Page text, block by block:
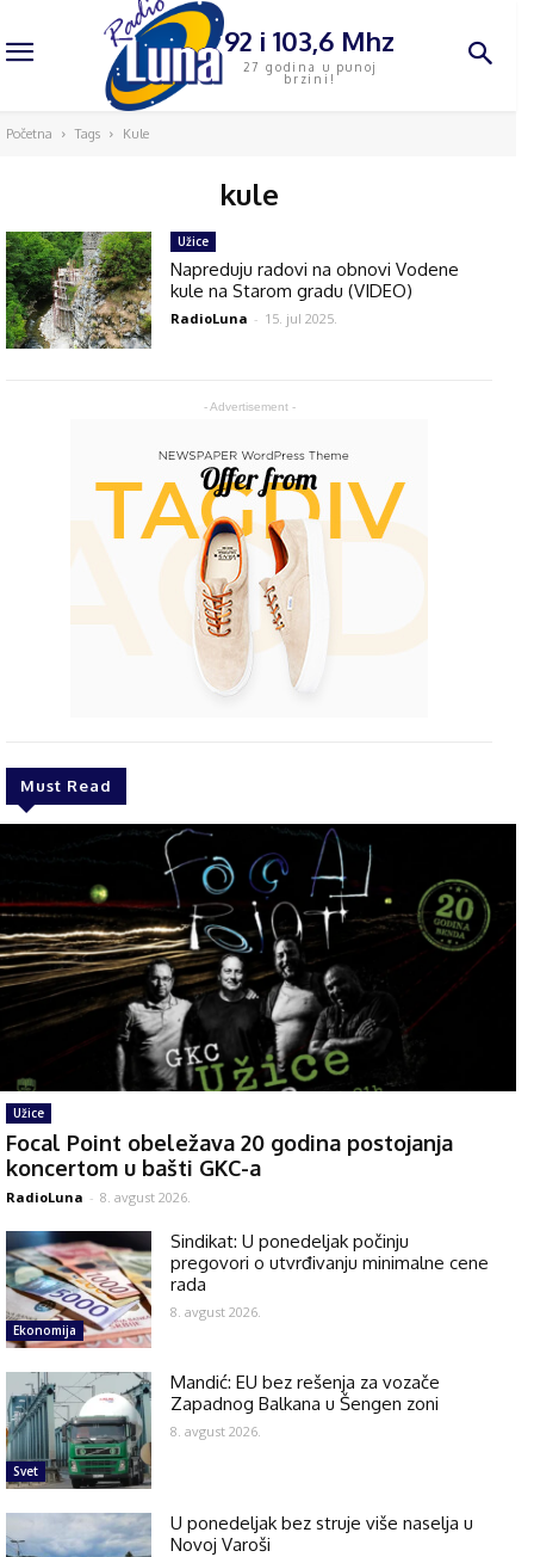
92 i 103,6 Mhz
27 godina u punoj
brzini!
Početna Tags Kule
kule
- Advertisement -
Must Read
Užice
Focal Point obeležava 20 godina postojanja
koncertom u bašti GKC-a
RadioLuna - 8. avgust 2026.
Ekonomija
Sindikat: U ponedeljak počinju
pregovori o utvrđivanju minimalne cene
rada
8. avgust 2026.
Svet
Mandić: EU bez rešenja za vozače
Zapadnog Balkana u Šengen zoni
8. avgust 2026.
U ponedeljak bez struje više naselja u
Novoj Varoši
Užice
Napreduju radovi na obnovi Vodene
kule na Starom gradu (VIDEO)
RadioLuna - 15. jul 2025.